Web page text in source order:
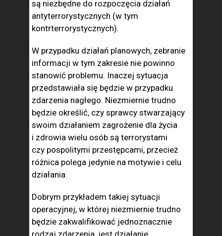
są niezbędne do rozpoczęcia działań
antyterrorystycznych (w tym
kontrterrorystycznych).
W przypadku działań planowych, zebranie
informacji w tym zakresie nie powinno
stanowić problemu. Inaczej sytuacja
przedstawiała się będzie w przypadku
zdarzenia nagłego. Niezmiernie trudno
będzie określić, czy sprawcy stwarzający
swoim działaniem zagrożenie dla życia
i zdrowia wielu osób są terrorystami
czy pospolitymi przestępcami, przecież
różnica polega jedynie na motywie i celu
działania.
Dobrym przykładem takiej sytuacji
operacyjnej, w której niezmiernie trudno
będzie zakwalifikować jednoznacznie
rodzaj zdarzenia, jest działanie